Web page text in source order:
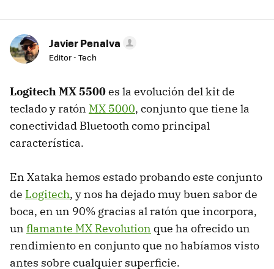
Javier Penalva
Editor - Tech
Logitech MX 5500es la evolución del kit de
teclado y ratón MX 5000, conjunto que tiene la
conectividad Bluetooth como principal
característica.
En Xataka hemos estado probando este conjunto
de Logitech, y nos ha dejado muy buen sabor de
boca, en un 90% gracias al ratón que incorpora,
un flamante MX Revolution que ha ofrecido un
rendimiento en conjunto que no habíamos visto
antes sobre cualquier superficie.